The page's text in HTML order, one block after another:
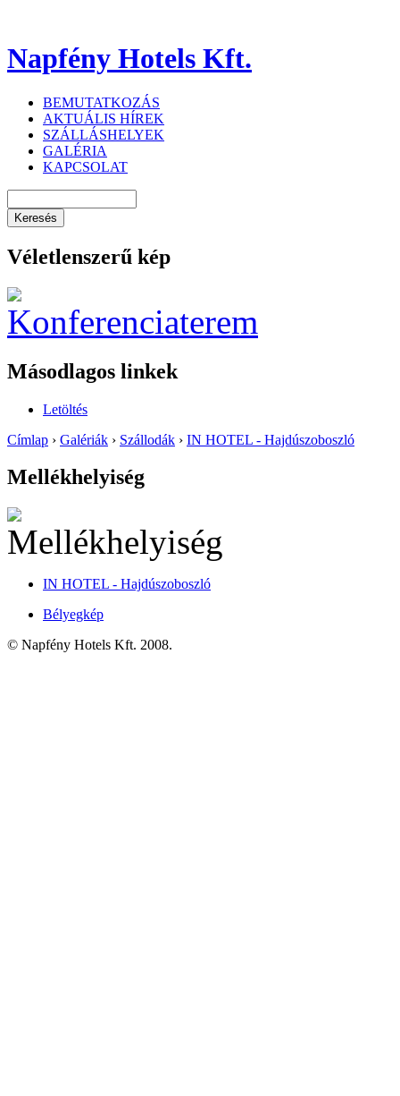
Napfény Hotels Kft.
BEMUTATKOZÁS
AKTUÁLIS HÍREK
SZÁLLÁSHELYEK
GALÉRIA
KAPCSOLAT
Véletlenszerű kép
Másodlagos linkek
Letöltés
Címlap › Galériák › Szállodák › IN HOTEL - Hajdúszoboszló
Mellékhelyiség
IN HOTEL - Hajdúszoboszló
Bélyegkép
© Napfény Hotels Kft. 2008.